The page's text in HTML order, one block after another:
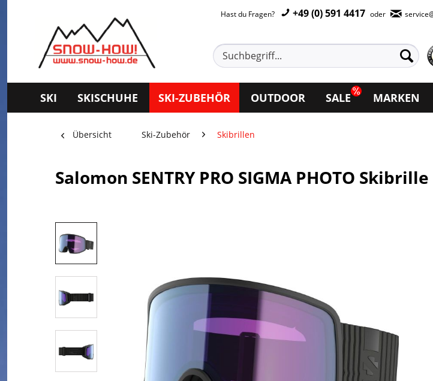
Hast du Fragen? +49 (0) 591 4417 oder
SKI SKISCHUHE SKI-ZUBEHÖR OUTDOOR SALE MARKEN
Übersicht Ski-Zubehör Skibrillen
Salomon SENTRY PRO SIGMA PHOTO Skibrille